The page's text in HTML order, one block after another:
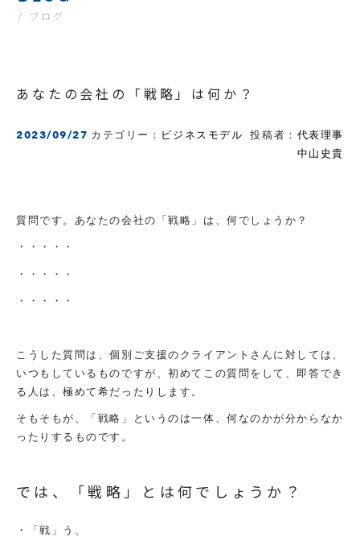
/ ブログ
あなたの会社の「戦略」は何か？
2023/09/27 カテゴリー： ビジネスモデル 投稿者： 代表理事
中山史貴
質問です。あなたの会社の「戦略」は、何でしょうか？
・・・・・
・・・・・
・・・・・
こうした質問は、個別ご支援のクライアントさんに対しては、
いつもしているものですが、初めてこの質問をして、即答でき
る人は、極めて希だったりします。
そもそもが、「戦略」というのは一体、何なのかが分からなか
ったりするものです。
では、「戦略」とは何でしょうか？
・「戦」う、